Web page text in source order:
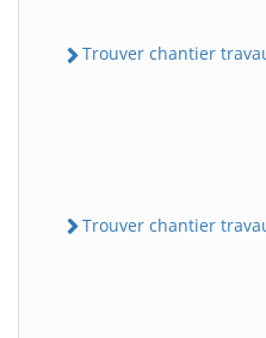
Trouver chantier
Trouver chantier